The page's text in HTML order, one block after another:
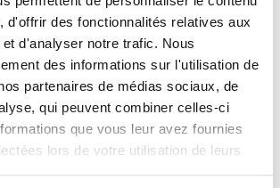
d'offrir des fonctionnalités relatives aux
d'analyser notre trafic. Nous
des informations sur l'utilisation de
partenaires de médias sociaux, de
qui peuvent combiner celles-ci
que vous leur avez fournies
lors de votre utilisation de leurs
accéder de manière légitime aux
à partir de sources publiques ?
des datas disponibles en
de réutilisation et d’extraction
bases de données publiques et
civil et pénal)